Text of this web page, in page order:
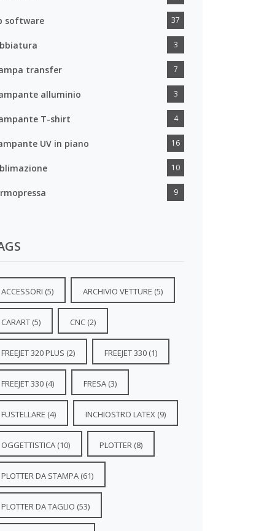
software 37
3
transfer 7
alluminio 3
T-shirt 4
UV in piano 16
10
9
ACCESSORI (5) ARCHIVIO VETTURE (5)
CARART (5) CNC (2)
FREEJET 320 PLUS (2) FREEJET 330 (1)
FREEJET 330 (4) FRESA (3)
FUSTELLARE (4) INCHIOSTRO LATEX (9)
OGGETTISTICA (10) PLOTTER (8)
PLOTTER DA STAMPA (61)
PLOTTER DA TAGLIO (53)